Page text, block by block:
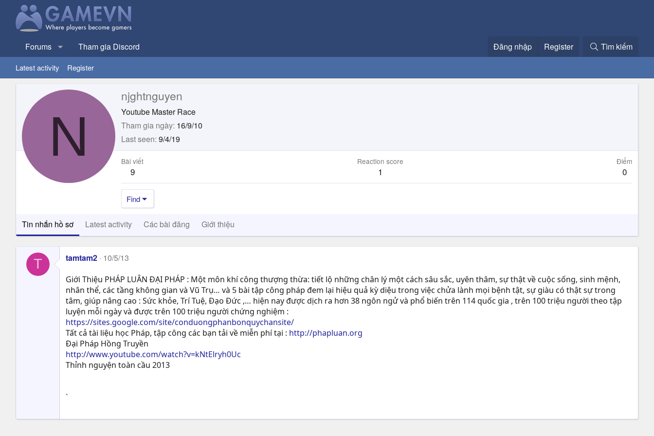
Forums Tham gia Discord Đăng nhập Register Tìm kiếm
Latest activity Register
N
njghtnguyen
Youtube Master Race
Tham gia ngày 16/9/10
Last seen 9/4/19
Bài viết
9
Reaction score
1
Điểm
0
Find
Tin nhắn hồ sơ Latest activity Các bài đăng Giới thiệu
T tamtam2 10/5/13
Giới Thiệu PHÁP LUÂN ĐẠI PHÁP : Một môn khí công thượng thừa: tiết lộ những chân lý một cách sâu sắc, uyên thâm, sự thật về cuộc sống, sinh mệnh,
nhân thể, các tầng không gian và Vũ Trụ… và 5 bài tập công pháp đem lại hiệu quả kỳ diệu trong việc chửa lành mọi bệnh tật, sự giàu có thật sự trong
tâm, giúp nâng cao : Sức khỏe, Trí Tuệ, Ðạo Ðức ,… hiện nay được dịch ra hơn 38 ngôn ngử và phổ biến trên 114 quốc gia , trên 100 triệu người theo tập
luyện mỗi ngày và được trên 100 triệu người chứng nghiệm :
https://sites.google.com/site/conduongphanbonquychansite/
Tất cả tài liệu học Pháp, tập công các bạn tải về miễn phí tại : http://phapluan.org
Đại Pháp Hồng Truyền
http://www.youtube.com/watch?v=kNtElryh0Uc
Thỉnh nguyện toàn cầu 2013
`